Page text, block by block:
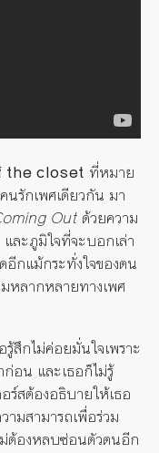
the closet ที่หมาย
นรักเพศ​เดียวกัน มา
Out ด้วยความ
และภูมิใจที่จะบอกเล่า
อีกแม้กระทั่งใจของตน
หลากหลายทางเพศ
รู้สึกไม่ค่อยมั่นใจเพราะ
ก่อน และเธอก็ไม่รู้
ร์สต้องอธิบายให้เธอ
ามสามารถเพื่อร่วม
ต้องหลบซ่อนตัวตนอีก